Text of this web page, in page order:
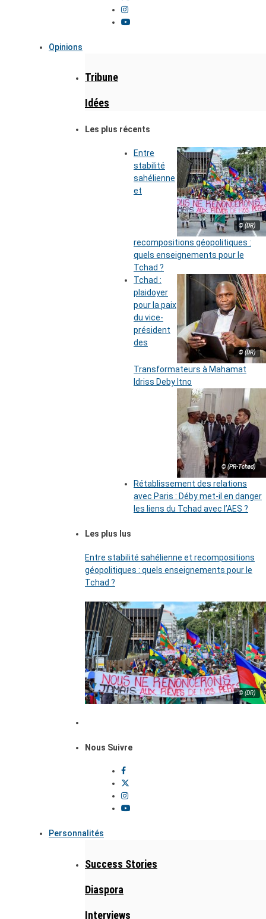
Opinions
Tribune
Idées
Les plus récents
© (DR)
Entre
stabilité
sahélienne
et
recompositions géopolitiques :
quels enseignements pour le
Tchad ?
© (DR)
Tchad :
plaidoyer
pour la paix
du vice-
président
des
Transformateurs à Mahamat
Idriss Deby Itno
© (PR-Tchad)
Rétablissement des relations
avec Paris : Déby met-il en danger
les liens du Tchad avec l’AES ?
Les plus lus
Entre stabilité sahélienne et recompositions
géopolitiques : quels enseignements pour le
Tchad ?
© (DR)
Nous Suivre
Personnalités
Success Stories
Diaspora
Interviews